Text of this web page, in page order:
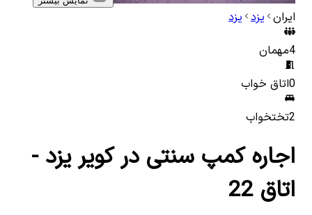
ایران یزد یزد
4مهمان
0اتاق خواب
2تختخواب
اجاره کمپ سنتی در کویر یزد -
اتاق 22